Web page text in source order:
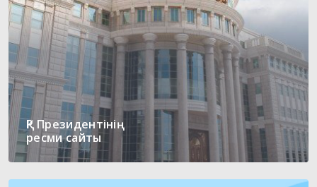
ҚР Президентінің
ресми сайты